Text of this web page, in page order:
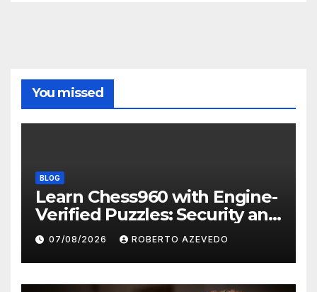
You missed
BLOG
Learn Chess960 with Engine-
Verified Puzzles: Security and
Reliability
07/08/2026 ROBERTO AZEVEDO